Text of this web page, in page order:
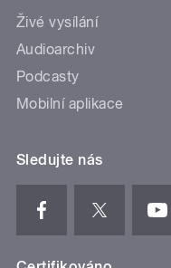
Živé vysílání
Audioarchiv
Podcasty
Mobilní aplikace
Sledujte nás